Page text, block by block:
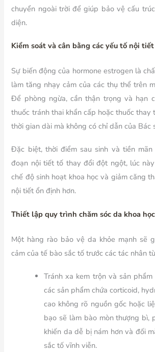
chuyển ngoài trời để giúp bảo vệ cấu
diện.
Kiểm soát và cân bằng các yếu tố nội tiết
Sự biến động của hormone estrogen là
làm tăng nhạy cảm của các thụ thể trên
Để phòng ngừa, cần thận trọng và hạn
thuốc tránh thai khẩn cấp hoặc thuốc
thời gian dài mà không có chỉ dẫn của Bác
Đặc biệt, thời điểm sau sinh và tiền
đoạn nội tiết tố thay đổi đột ngột, lúc
chế độ sinh hoạt khoa học và giảm căng
nội tiết ổn định hơn.
Thiết lập quy trình chăm sóc da khoa
Một hàng rào bảo vệ da khỏe mạnh sẽ
cảm của tế bào sắc tố trước các tác nhân
Tránh xa kem trộn và sản
các sản phẩm chứa corticoid,
cao không rõ nguồn gốc hoặc
bạo sẽ làm bào mòn thượng bì,
khiến da dễ bị nám hơn và đối
sắc tố vĩnh viễn.